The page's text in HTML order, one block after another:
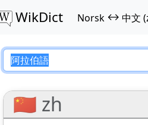
WikDict Norsk ↔ 中文
阿拉伯語 –
🇨🇳 zh